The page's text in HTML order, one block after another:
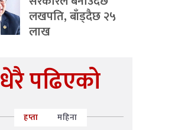
लखपति, बाँड्दैछ २५
लाख
धेरै पढिएको
हप्ता महिना